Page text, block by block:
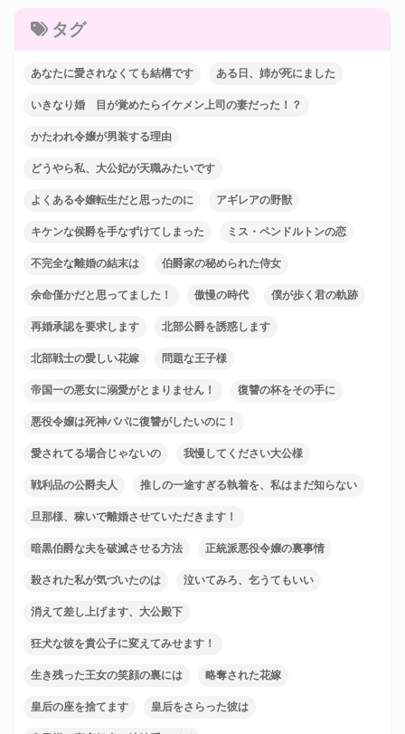
タグ
あなたに愛されなくても結構です ある日、姉が死にました
いきなり婚 目が覚めたらイケメン上司の妻だった！？
かたわれ令嬢が男装する理由
どうやら私、大公妃が天職みたいです
よくある令嬢転生だと思ったのに アギレアの野獣
キケンな侯爵を手なずけてしまった ミス・ペンドルトンの恋
不完全な離婚の結末は 伯爵家の秘められた侍女
余命僅かだと思ってました！ 傲慢の時代 僕が歩く君の軌跡
再婚承認を要求します 北部公爵を誘惑します
北部戦士の愛しい花嫁 問題な王子様
帝国一の悪女に溺愛がとまりません！ 復讐の杯をその手に
悪役令嬢は死神パパに復讐がしたいのに！
愛されてる場合じゃないの 我慢してください大公様
戦利品の公爵夫人 推しの一途すぎる執着を、私はまだ知らない
旦那様、稼いで離婚させていただきます！
暗黒伯爵な夫を破滅させる方法 正統派悪役令嬢の裏事情
殺された私が気づいたのは 泣いてみろ、乞うてもいい
消えて差し上げます、大公殿下
狂犬な彼を貴公子に変えてみせます！
生き残った王女の笑顔の裏には 略奪された花嫁
皇后の座を捨てます 皇后をさらった彼は